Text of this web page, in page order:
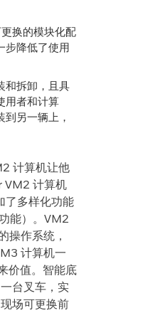
换的模块化配
步降低了使用
和拆卸，且具
用者和计算
另一辆上，
计算机让他
VM2 计算机
了多样化功能
能）。VM2
操作系统，
计算机一
价值。智能底
台叉车，实
场可更换前